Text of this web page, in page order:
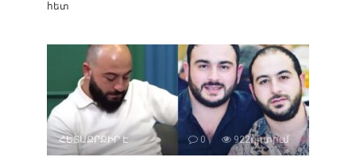
հետ
ՀԵՏԱՔՐՔԻՐ Է 0 922դիտում